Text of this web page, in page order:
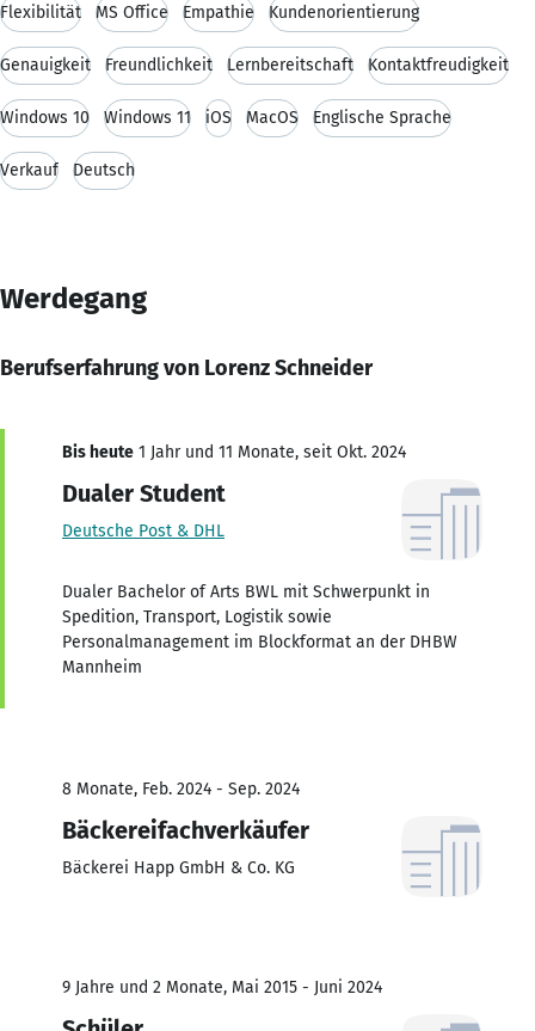
Flexibilität MS Office Empathie Kundenorientierung
Genauigkeit Freundlichkeit Lernbereitschaft Kontaktfreudigkeit
Windows 10 Windows 11 iOS MacOS Englische Sprache
Verkauf Deutsch
Werdegang
Berufserfahrung von Lorenz Schneider
Bis heute 1 Jahr und 11 Monate, seit Okt. 2024
Dualer Student
Deutsche Post & DHL
Dualer Bachelor of Arts BWL mit Schwerpunkt in
Spedition, Transport, Logistik sowie
Personalmanagement im Blockformat an der DHBW
Mannheim
8 Monate, Feb. 2024 - Sep. 2024
Bäckereifachverkäufer
Bäckerei Happ GmbH & Co. KG
9 Jahre und 2 Monate, Mai 2015 - Juni 2024